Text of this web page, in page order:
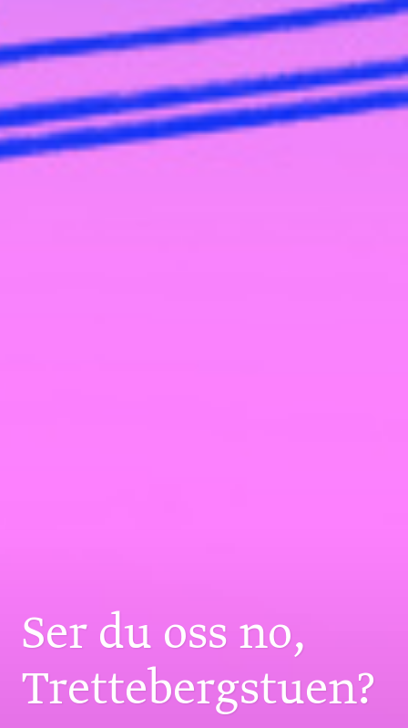
Ser du oss no,
Trettebergstuen?